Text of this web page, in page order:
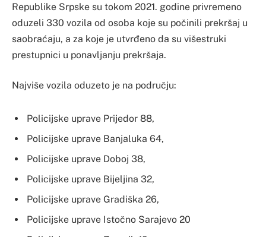
Republike Srpske su tokom 2021. godine privremeno
oduzeli 330 vozila od osoba koje su počinili prekršaj u
saobraćaju, a za koje je utvrđeno da su višestruki
prestupnici u ponavljanju prekršaja.
Najviše vozila oduzeto je na području:
Policijske uprave Prijedor 88,
Policijske uprave Banjaluka 64,
Policijske uprave Doboj 38,
Policijske uprave Bijeljina 32,
Policijske uprave Gradiška 26,
Policijske uprave Istočno Sarajevo 20